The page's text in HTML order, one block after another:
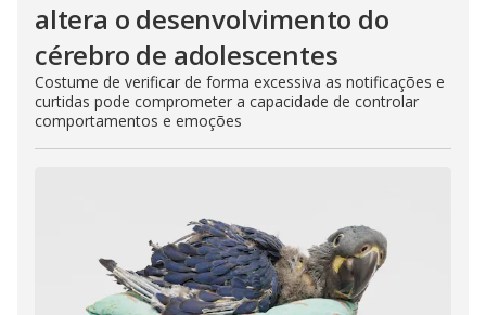
altera o desenvolvimento do
cérebro de adolescentes
Costume de verificar de forma excessiva as notificações e
curtidas pode comprometer a capacidade de controlar
comportamentos e emoções